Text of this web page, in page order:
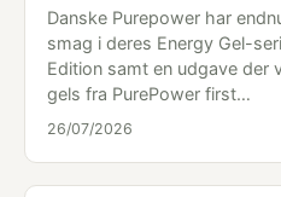
Danske Purepower har
smag i deres Energy Gel-
Edition samt en udgave der
gels fra PurePower first…
26/07/2026